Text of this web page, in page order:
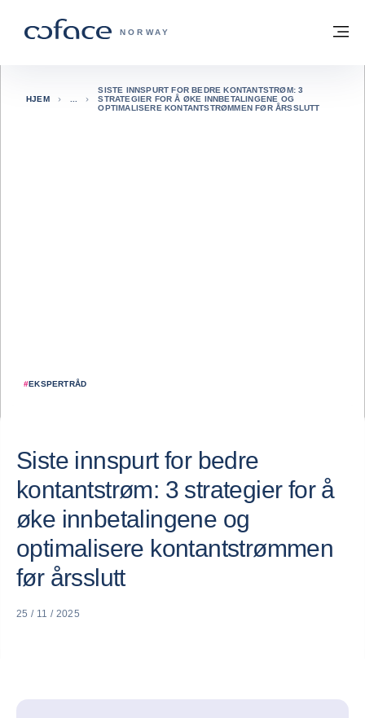
COFACE FOR TRADE - HJEMMESIDE
NORWAY
Tilbake til hjemmesiden
#EKSPERTRÅD
HJEM
SISTE INNSPURT FOR BEDRE KONTANTSTRØM: 3
STRATEGIER FOR Å ØKE INNBETALINGENE OG
OPTIMALISERE KONTANTSTRØMMEN FØR ÅRSSLUTT
Siste innspurt for bedre
kontantstrøm: 3 strategier for å
øke innbetalingene og
optimalisere kontantstrømmen
før årsslutt
25 / 11 / 2025